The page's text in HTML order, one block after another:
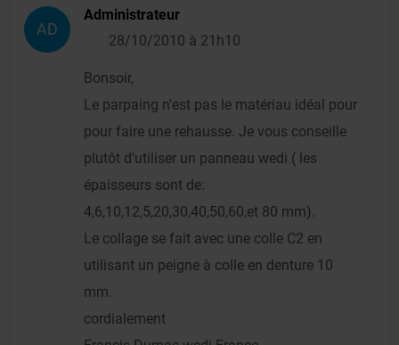
AD
Administrateur
28/10/2010 à 21h10
Bonsoir,
Le parpaing n'est pas le matériau idéal pour
pour faire une rehausse. Je vous conseille
plutôt d'utiliser un panneau wedi ( les
épaisseurs sont de:
4,6,10,12,5,20,30,40,50,60,et 80 mm).
Le collage se fait avec une colle C2 en
utilisant un peigne à colle en denture 10
mm.
cordialement